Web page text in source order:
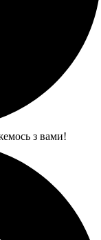
з вами!